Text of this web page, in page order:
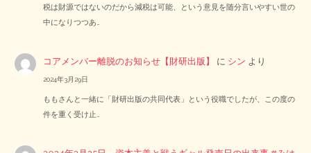
税は財源ではないのだから減税は可能、という意見を随分言いやすい世の
中になりつつあ…
コアメンバー離脱のお知らせ【財研出版】 に シン より
2024年3月29日
ももさんと一緒に「財研出版の共同代表」という役職でしたが、この度の
件を重く受け止…